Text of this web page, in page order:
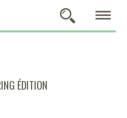
ÉDITION